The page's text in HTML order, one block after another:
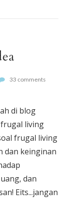
33 comments
di blog
frugal living
frugal living
dan keinginan
dan
Eits...jangan